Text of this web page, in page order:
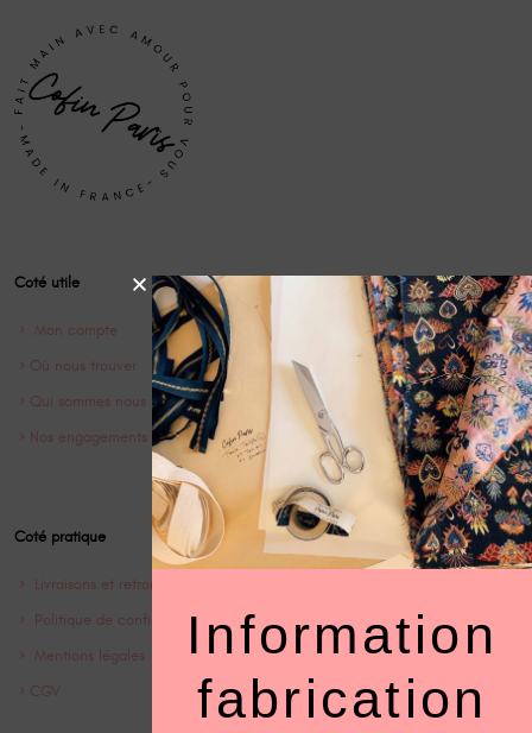
Coté utile
Mon compte
Où nous trouver
Qui sommes nous ?
Nos engagements
Coté pratique
Livraisons et retrours
Politique de confidentialité
Mentions légales
CGV
Information
fabrication